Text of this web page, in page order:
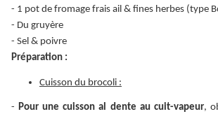
- 1 pot de fromage frais ail & fines herbes (type
- Du gruyère
- Sel & poivre
Préparation :
Cuisson du brocoli :
-Pour une cuisson al dente au cuit-vapeur,